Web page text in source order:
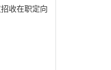
收在职定向